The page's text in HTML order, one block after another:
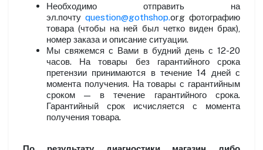
Необходимо отправить на
эл.почту question@gothshop.org фотографию
товара (чтобы на ней был четко виден брак),
номер заказа и описание ситуации.
Мы свяжемся с Вами в будний день с 12-20
часов. На товары без гарантийного срока
претензии принимаются в течение 14 дней с
момента получения. На товары с гарантийным
сроком — в течение гарантийного срока.
Гарантийный срок исчисляется с момента
получения товара.